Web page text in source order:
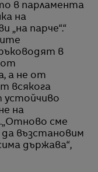
в парламента
на
„на парче“.“
в
от
а не от
всякога
устойчиво
на
сме
възстановим
държава“,